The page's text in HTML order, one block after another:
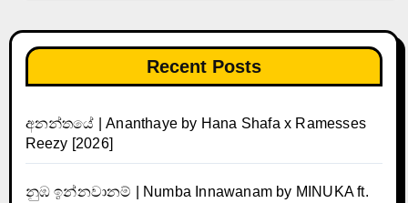
Recent Posts
අනන්තයේ | Ananthaye by Hana Shafa x Ramesses
Reezy [2026]
නුඹ ඉන්නවානම් | Numba Innawanam by MINUKA ft.